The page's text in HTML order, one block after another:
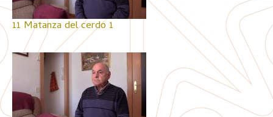
11 Matanza del cerdo 1